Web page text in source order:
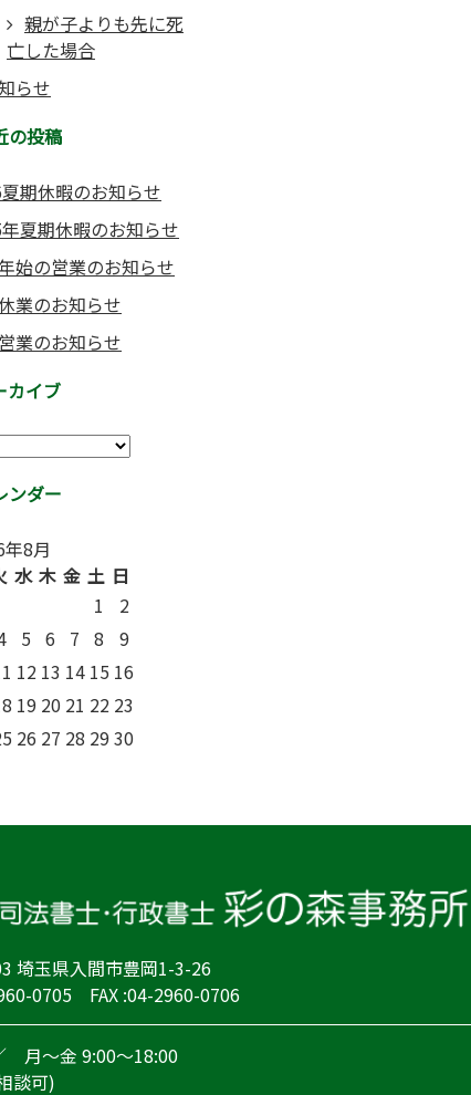
親が子よりも先に死
亡した場合
らせ
の投稿
期休暇のお知らせ
夏期休暇のお知らせ
始の営業のお知らせ
業のお知らせ
業のお知らせ
カイブ
ンダー
8月
水 木 金 土 日
1
2
5 6 7 8
9
12 13 14 15 16
19 20 21 22 23
26 27 28 2930
埼玉県入間市豊岡1-3-26
0705 FAX :04-2960-0706
月～金 9:00～18:00
談可)